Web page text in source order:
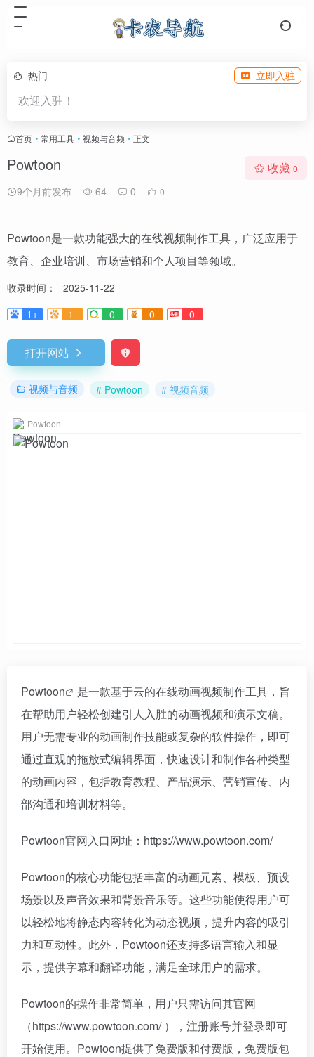
热门 立即入驻
欢迎入驻！
首页 • 常用工具 • 视频与音频 • 正文
Powtoon
9个月前发布 64 0 0
收藏 0
Powtoon是一款功能强大的在线视频制作工具，广泛应用于
教育、企业培训、市场营销和个人项目等领域。
收录时间：
2025-11-22
1+
1- 0 0 0
打开网站
视频与音频 # Powtoon # 视频音频
Powtoon
Powtoon
是一款基于云的在线动画视频制作工具，旨
在帮助用户轻松创建引人入胜的动画视频和演示文稿。
用户无需专业的动画制作技能或复杂的软件操作，即可
通过直观的拖放式编辑界面，快速设计和制作各种类型
的动画内容，包括教育教程、产品演示、营销宣传、内
部沟通和培训材料等。
Powtoon官网入口网址：https://www.powtoon.com/
Powtoon的核心功能包括丰富的动画元素、模板、预设
场景以及声音效果和背景音乐等。这些功能使得用户可
以轻松地将静态内容转化为动态视频，提升内容的吸引
力和互动性。此外，Powtoon还支持多语言输入和显
示，提供字幕和翻译功能，满足全球用户的需求。
Powtoon的操作非常简单，用户只需访问其官网
（https://www.powtoon.com/ ），注册账号并登录即可
开始使用。Powtoon提供了免费版和付费版，免费版包